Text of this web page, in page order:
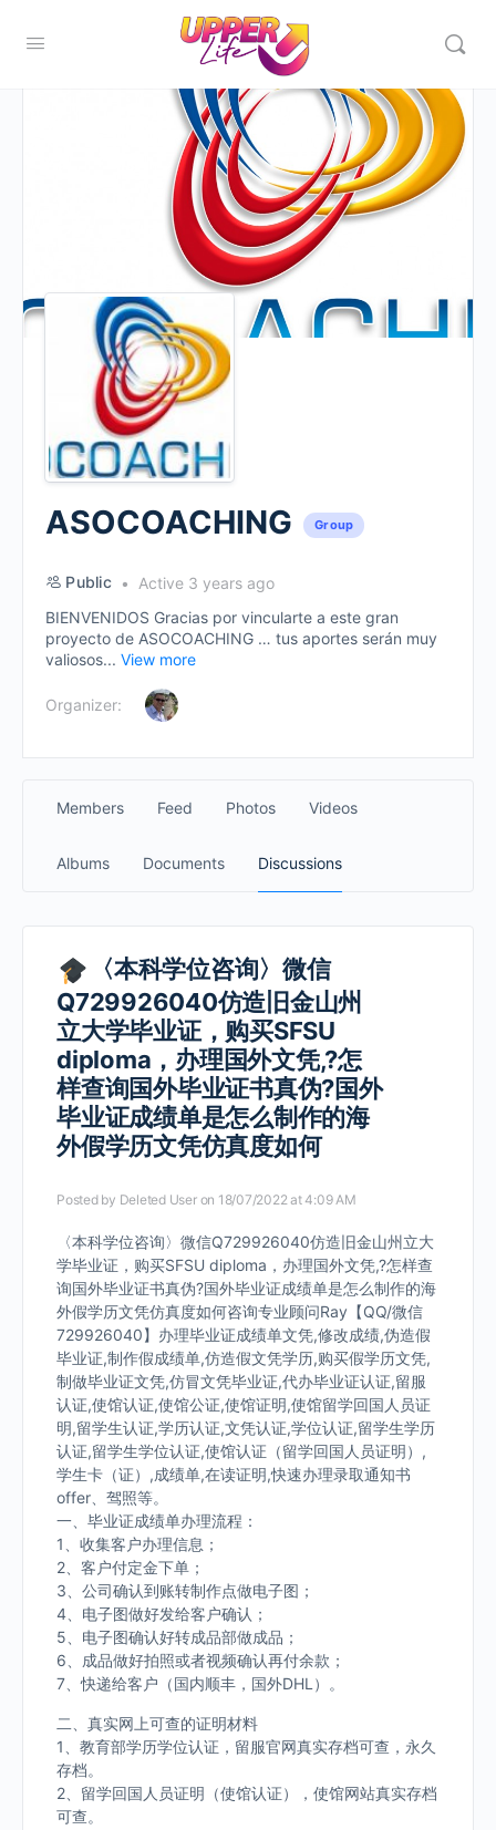
ASOCOACHING Group
Public
Active 3 years ago
BIENVENIDOS Gracias por vincularte a este gran
proyecto de ASOCOACHING … tus aportes serán muy
valiosos... View more
Organizer:
Members Feed Photos Videos
Albums Documents Discussions
〈本科学位咨询〉微信
Q729926040仿造旧金山州
立大学毕业证，购买SFSU
diploma，办理国外文凭,?怎
样查询国外毕业证书真伪?国外
毕业证成绩单是怎么制作的海
外假学历文凭仿真度如何
Posted by Deleted User on 18/07/2022 at 4:09 AM
〈本科学位咨询〉微信Q729926040仿造旧金山州立大
学毕业证，购买SFSU diploma，办理国外文凭,?怎样查
询国外毕业证书真伪?国外毕业证成绩单是怎么制作的海
外假学历文凭仿真度如何咨询专业顾问Ray【QQ/微信
729926040】办理毕业证成绩单文凭,修改成绩,伪造假
毕业证,制作假成绩单,仿造假文凭学历,购买假学历文凭,
制做毕业证文凭,仿冒文凭毕业证,代办毕业证认证,留服
认证,使馆认证,使馆公证,使馆证明,使馆留学回国人员证
明,留学生认证,学历认证,文凭认证,学位认证,留学生学历
认证,留学生学位认证,使馆认证（留学回国人员证明）,
学生卡（证）,成绩单,在读证明,快速办理录取通知书
offer、驾照等。
一、毕业证成绩单办理流程：
1、收集客户办理信息；
2、客户付定金下单；
3、公司确认到账转制作点做电子图；
4、电子图做好发给客户确认；
5、电子图确认好转成品部做成品；
6、成品做好拍照或者视频确认再付余款；
7、快递给客户（国内顺丰，国外DHL）。
二、真实网上可查的证明材料
1、教育部学历学位认证，留服官网真实存档可查，永久
存档。
2、留学回国人员证明（使馆认证），使馆网站真实存档
可查。